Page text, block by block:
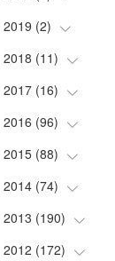
(1
( 1)
(1)
2019 (2)
( 1)
(1)
2018 (11)
(2)
(1)
(1)
(1)
(3)
(2)
2017 (16)
(1)
(2)
(1)
(3)
(1)
2016 (96)
(2)
(5)
(6)
(3)
2015 (88)
(4)
(7)
(6)
2014 (74)
(9)
(14)
2013 (190)
(17)
2012 (172)